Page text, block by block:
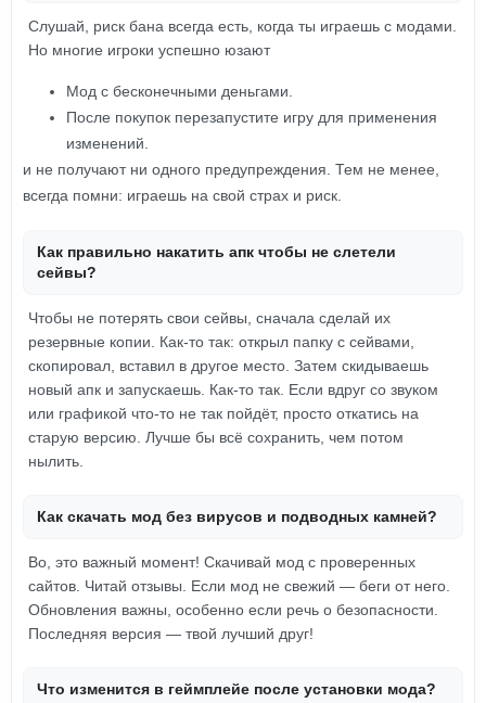
Слушай, риск бана всегда есть, когда ты играешь с модами.
Но многие игроки успешно юзают
Мод с бесконечными деньгами.
После покупок перезапустите игру для применения
изменений.
и не получают ни одного предупреждения. Тем не менее,
всегда помни: играешь на свой страх и риск.
Как правильно накатить апк чтобы не слетели
сейвы?
Чтобы не потерять свои сейвы, сначала сделай их
резервные копии. Как-то так: открыл папку с сейвами,
скопировал, вставил в другое место. Затем скидываешь
новый апк и запускаешь. Как-то так. Если вдруг со звуком
или графикой что-то не так пойдёт, просто откатись на
старую версию. Лучше бы всё сохранить, чем потом
нылить.
Как скачать мод без вирусов и подводных камней?
Во, это важный момент! Скачивай мод с проверенных
сайтов. Читай отзывы. Если мод не свежий — беги от него.
Обновления важны, особенно если речь о безопасности.
Последняя версия — твой лучший друг!
Что изменится в геймплейе после установки мода?